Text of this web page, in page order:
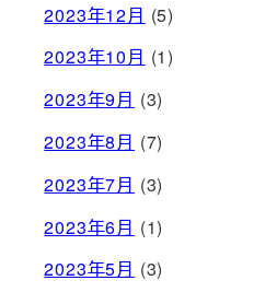
2023年12月 (5)
2023年10月 (1)
2023年9月 (3)
2023年8月 (7)
2023年7月 (3)
2023年6月 (1)
2023年5月 (3)